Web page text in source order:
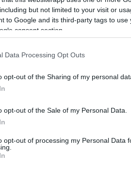
but not limited to your visit or
to Google and its third-party tags to
consent section.
Data Processing Opt Outs
opt-out of the Sharing of my personal
opt-out of the Sale of my Personal Data.
opt-out of processing my Personal Data
στη σκηνή και άφησε
το 2024 που κυκλοφόρησε,